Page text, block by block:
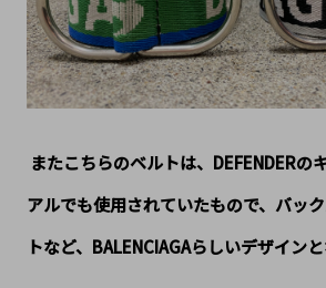
アルでも使用されていたもので、バッ
トなど、BALENCIAGAらしいデザイン